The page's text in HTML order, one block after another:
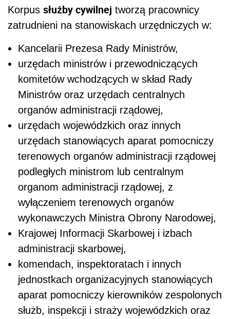
Korpus służby cywilnej tworzą pracownicy
zatrudnieni na stanowiskach urzędniczych w:
Kancelarii Prezesa Rady Ministrów,
urzędach ministrów i przewodniczących
komitetów wchodzących w skład Rady
Ministrów oraz urzędach centralnych
organów administracji rządowej,
urzędach wojewódzkich oraz innych
urzędach stanowiących aparat pomocniczy
terenowych organów administracji rządowej
podległych ministrom lub centralnym
organom administracji rządowej, z
wyłączeniem terenowych organów
wykonawczych Ministra Obrony Narodowej,
Krajowej Informacji Skarbowej i izbach
administracji skarbowej,
komendach, inspektoratach i innych
jednostkach organizacyjnych stanowiących
aparat pomocniczy kierowników zespolonych
służb, inspekcji i straży wojewódzkich oraz